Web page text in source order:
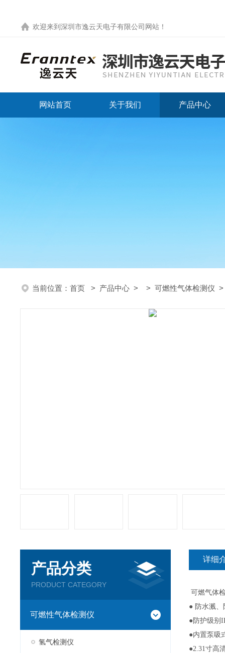
欢迎来到 深圳市逸云天电子有限公司网站 ！
网站首页 关于我们 产品中心
当前位置： 首页 > 产品中心 > > 可燃性气体检测仪 >
产品分类
PRODUCT CATEGORY
可燃性气体检测仪
氢气检测仪
详细
可燃气体
● 防水溅
●防护级别
●内置泵吸
●2.31寸高